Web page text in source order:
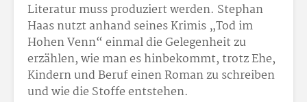
Literatur muss produziert werden. Stephan
Haas nutzt anhand seines Krimis „Tod im
Hohen Venn“ einmal die Gelegenheit zu
erzählen, wie man es hinbekommt, trotz Ehe,
Kindern und Beruf einen Roman zu schreiben
und wie die Stoffe entstehen.